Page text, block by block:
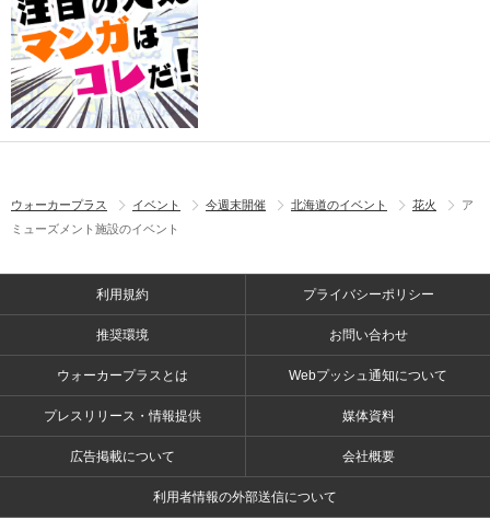
ウォーカープラス イベント 今週末開催 北海道のイベント 花火
ア
ミューズメント施設のイベント
利用規約 プライバシーポリシー
推奨環境 お問い合わせ
ウォーカープラスとは Webプッシュ通知について
プレスリリース・情報提供 媒体資料
広告掲載について 会社概要
利用者情報の外部送信について